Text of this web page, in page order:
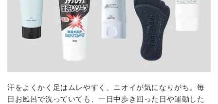
汗をよくかく足はムレやすく、ニオイが気になりがち。毎
日お風呂で洗っていても、一日中歩き回った日や運動した